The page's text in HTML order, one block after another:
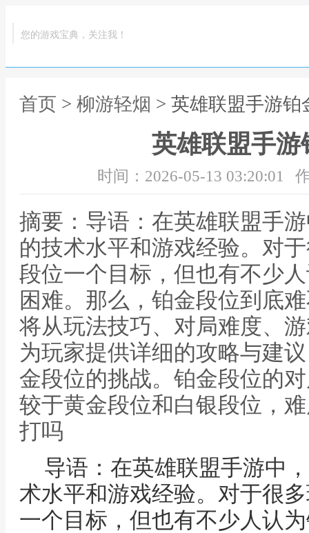
您的游戏宝典，关注我！
首页 > 柳游轻烟 > 英雄联盟手游铂
英雄联盟手游
时间：2026-05-13 03:20:01
摘要：导语：在英雄联盟手
的技术水平和游戏经验。对
段位一个目标，但也有不少
困难。那么，铂金段位到底
将从玩法技巧、对局难度、
为玩家提供详细的攻略与建
金段位的挑战。铂金段位的
较于黄金段位和白银段位，
打吗
导语：在英雄联盟手游中
术水平和游戏经验。对于很
一个目标，但也有不少人认